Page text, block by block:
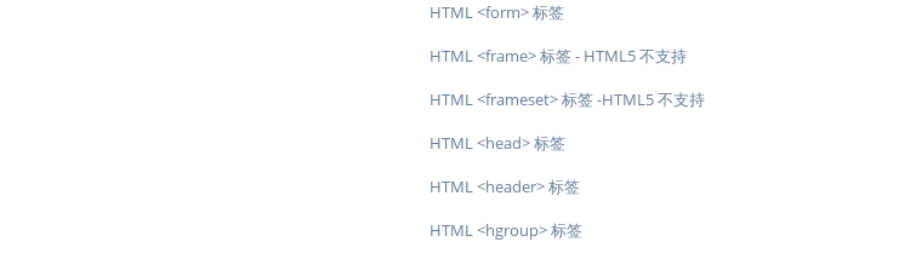
HTML <form> 标签
HTML <frame> 标签 - HTML5 不支持
HTML <frameset> 标签 -HTML5 不支持
HTML <head> 标签
HTML <header> 标签
HTML <hgroup> 标签